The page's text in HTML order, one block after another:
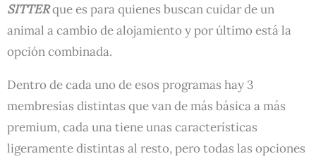
SITTERque es para quienes buscan cuidar de un
animal a cambio de alojamiento y por último está la
opción combinada.
Dentro de cada uno de esos programas hay 3
membresías distintas que van de más básica a más
premium, cada una tiene unas características
ligeramente distintas al resto, pero todas las opciones